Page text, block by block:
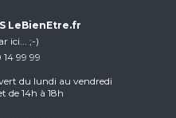
LeBienEtre.fr
ici... ;-)
99 99
du lundi au vendredi
de 14h à 18h